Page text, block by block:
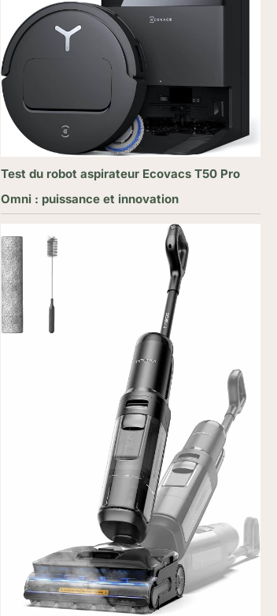
Test du robot aspirateur Ecovacs T50 Pro
Omni : puissance et innovation